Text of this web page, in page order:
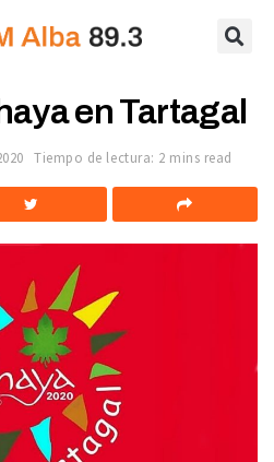
en Tartagal
Tiempo de lectura: 2 mins read